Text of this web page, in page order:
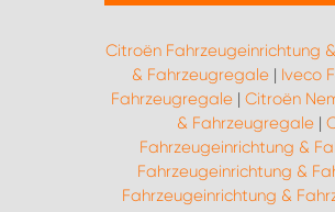
Citroën Fahrzeugeinrichtung
& Fahrzeugregale | Iveco
Fahrzeugregale| Citroën
& Fahrzeugregale|
Fahrzeugeinrichtung &
Fahrzeugeinrichtung &
Fahrzeugeinrichtung &